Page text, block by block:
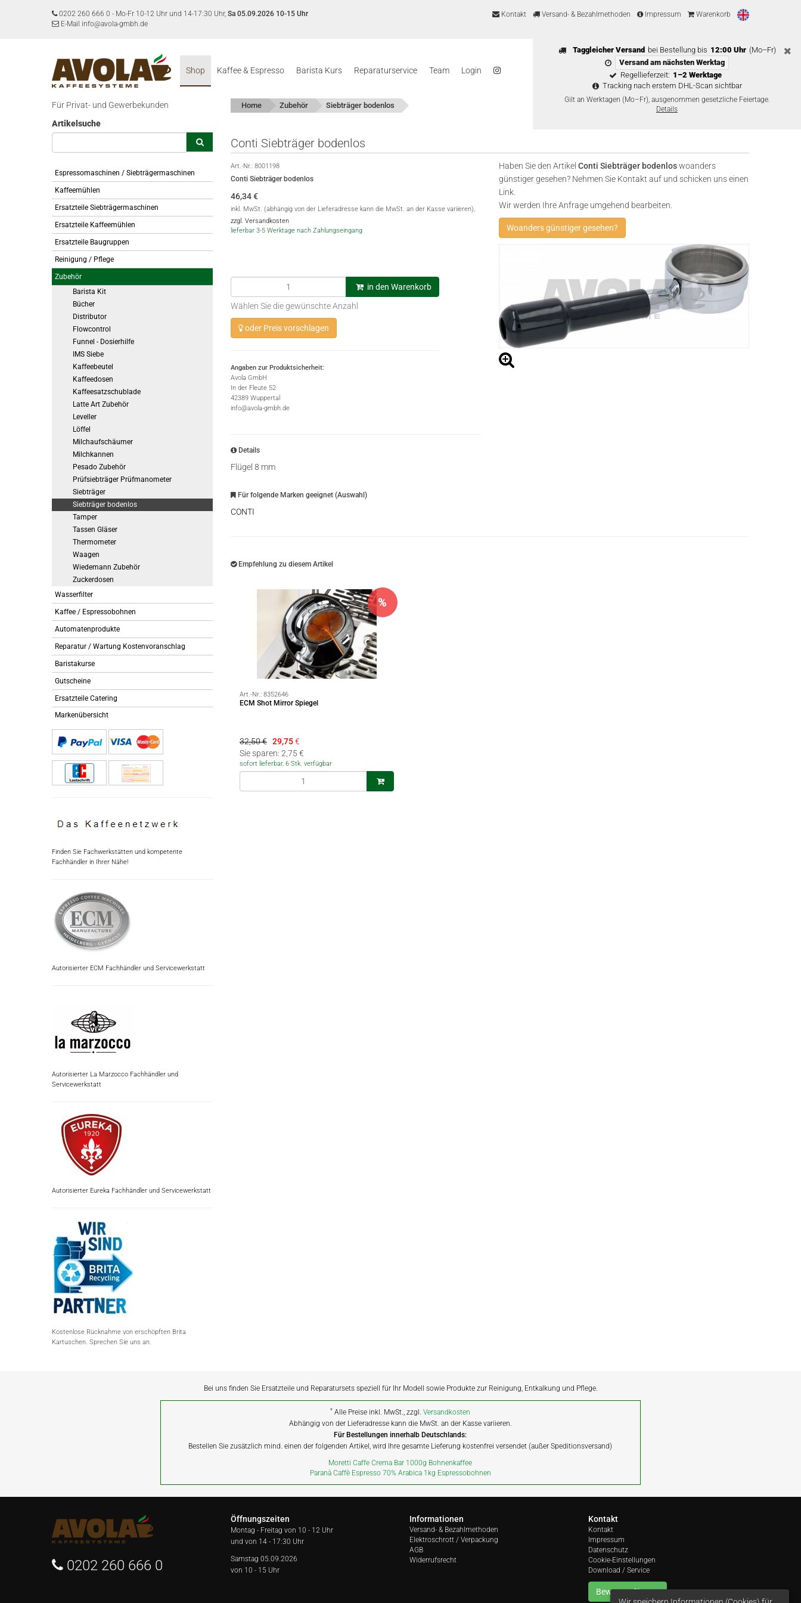
0202 260 666 0 - Mo-Fr 10-12 Uhr und 14-17:30 Uhr, Sa 05.09.2026 10-15 Uhr
E-Mail info@avola-gmbh.de
Kontakt Versand- & Bezahlmethoden Impressum Warenkorb
Taggleicher Versand bei Bestellung bis 12:00 Uhr (Mo–Fr)
Versand am nächsten Werktag
Regellieferzeit: 1–2 Werktage
Tracking nach erstem DHL-Scan sichtbar
Gilt an Werktagen (Mo–Fr), ausgenommen gesetzliche Feiertage.
Details
Shop Kaffee & Espresso Barista Kurs Reparaturservice Team Login
Für Privat- und Gewerbekunden
Artikelsuche
Espressomaschinen / Siebträgermaschinen
Kaffeemühlen
Ersatzteile Siebträgermaschinen
Ersatzteile Kaffeemühlen
Ersatzteile Baugruppen
Reinigung / Pflege
Zubehör
Barista Kit
Bücher
Distributor
Flowcontrol
Funnel - Dosierhilfe
IMS Siebe
Kaffeebeutel
Kaffeedosen
Kaffeesatzschublade
Latte Art Zubehör
Leveller
Löffel
Milchaufschäumer
Milchkannen
Pesado Zubehör
Prüfsiebträger Prüfmanometer
Siebträger
Siebträger bodenlos
Tamper
Tassen Gläser
Thermometer
Waagen
Wiedemann Zubehör
Zuckerdosen
Wasserfilter
Kaffee / Espressobohnen
Automatenprodukte
Reparatur / Wartung Kostenvoranschlag
Baristakurse
Gutscheine
Ersatzteile Catering
Markenübersicht
Finden Sie Fachwerkstätten und kompetente
Fachhändler in Ihrer Nähe!
Autorisierter ECM Fachhändler und Servicewerkstatt
Autorisierter La Marzocco Fachhändler und
Servicewerkstatt
Autorisierter Eureka Fachhändler und Servicewerkstatt
Kostenlose Rücknahme von erschöpften Brita
Kartuschen. Sprechen Sie uns an.
Home Zubehör Siebträger bodenlos
Conti Siebträger bodenlos
Art.-Nr.: 8001198
Conti Siebträger bodenlos
46,34€
inkl. MwSt. (abhängig von der Lieferadresse kann die MwSt. an der Kasse variieren),
zzgl. Versandkosten
lieferbar 3-5 Werktage nach Zahlungseingang
in den Warenkorb
Wählen Sie die gewünschte Anzahl
oder Preis vorschlagen
Angaben zur Produktsicherheit:
Avola GmbH
In der Fleute 52
42389 Wuppertal
info@avola-gmbh.de
Details
Flügel 8 mm
Für folgende Marken geeignet (Auswahl)
CONTI
Haben Sie den Artikel Conti Siebträger bodenloswoanders
günstiger gesehen? Nehmen Sie Kontakt auf und schicken uns einen
Link.
Wir werden Ihre Anfrage umgehend bearbeiten.
Woanders günstiger gesehen?
Empfehlung zu diesem Artikel
Art.-Nr.: 8352646
ECM Shot Mirror Spiegel
%
32,50 € 29,75€
Sie sparen: 2,75 €
sofort lieferbar, 6 Stk. verfügbar
Bei uns finden Sie Ersatzteile und Reparatursets speziell für Ihr Modell sowie Produkte zur Reinigung, Entkalkung und Pflege.
* Alle Preise inkl. MwSt., zzgl.Versandkosten
Abhängig von der Lieferadresse kann die MwSt. an der Kasse variieren.
Für Bestellungen innerhalb Deutschlands:
Bestellen Sie zusätzlich mind. einen der folgenden Artikel, wird Ihre gesamte Lieferung kostenfrei versendet (außer Speditionsversand)
Moretti Caffe Crema Bar 1000g Bohnenkaffee
Paranà Caffè Espresso 70% Arabica 1kg Espressobohnen
0202 260 666 0
Öffnungszeiten
Montag - Freitag von 10 - 12 Uhr
und von 14 - 17:30 Uhr
Samstag 05.09.2026
von 10 - 15 Uhr
Informationen
Versand- & Bezahlmethoden
Elektroschrott / Verpackung
AGB
Widerrufsrecht
Kontakt
Kontakt
Impressum
Datenschutz
Cookie-Einstellungen
Download / Service
Bewerten Sie uns